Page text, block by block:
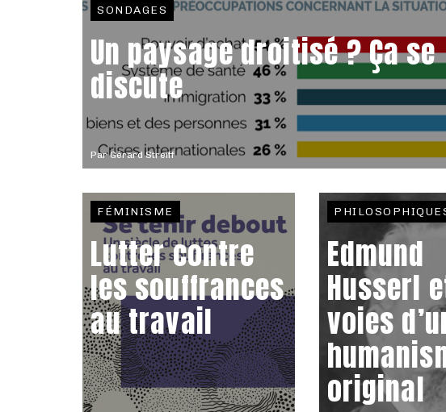
ParGérard Streiff
SONDAGES
Un paysage droitisé ? Ça se
discute
FÉMINISME
Lutter contre
les souffrances
au travail
Edmund
Husserl
voies
original